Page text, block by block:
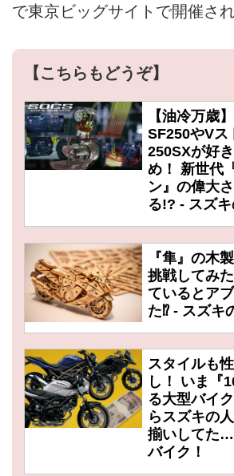
で東京ビッグサイトで開催され
【こちらもどうぞ】
【油冷万歳
SF250やVス
250SXが好
め！ 新世代
ン』の偉大
る!? - スズキ
『隼』の木
挑戦してみ
ているとア
た⁉ - スズキ
スタイルも
し！ いま『
る大型バイ
らスズキの
揃いしてた
バイク！